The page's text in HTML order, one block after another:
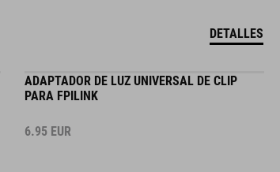
DETALLES
ADAPTADOR DE LUZ UNIVERSAL DE CLIP
PARA FPILINK
6.95 EUR